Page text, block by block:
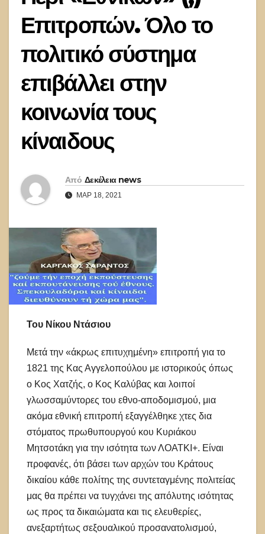
Επιτροπών. Όλο το
πολιτικό σύστημα
επιβάλλει στην
κοινωνία τους
κίναιδους
Από Δεκέλεια news
ΜΑΡ 18, 2021
Του Νίκου Ντάσιου
Μετά την «άκρως επιτυχημένη» επιτροπή για το
1821 της Κας Αγγελοπούλου με ιστορικούς όπως
ο Κος Χατζής, ο Κος Καλύβας και λοιποί
γλωσσαμύντορες του εθνο-αποδομισμού, μια
ακόμα εθνική επιτροπή εξαγγέλθηκε χτες δια
στόματος πρωθυπουργού κου Κυριάκου
Μητσοτάκη για την ισότητα των ΛΟΑΤΚΙ+. Είναι
προφανές, ότι βάσει των αρχών του Κράτους
δικαίου κάθε πολίτης της συντεταγμένης πολιτείας
μας θα πρέπει να τυγχάνει της απόλυτης ισότητας
ως προς τα δικαιώματα και τις ελευθερίες,
ανεξαρτήτως σεξουαλικού προσανατολισμού,